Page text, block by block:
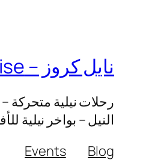
نايل كروز – all nile cruise
رحلات نيلية متحركة
النيل – بواخر نيلية
Blog
Events